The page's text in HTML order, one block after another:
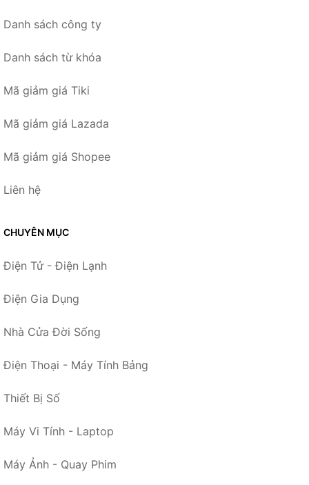
Danh sách công ty
Danh sách từ khóa
Mã giảm giá Tiki
Mã giảm giá Lazada
Mã giảm giá Shopee
Liên hệ
CHUYÊN MỤC
Điện Tử - Điện Lạnh
Điện Gia Dụng
Nhà Cửa Đời Sống
Điện Thoại - Máy Tính Bảng
Thiết Bị Số
Máy Vi Tính - Laptop
Máy Ảnh - Quay Phim